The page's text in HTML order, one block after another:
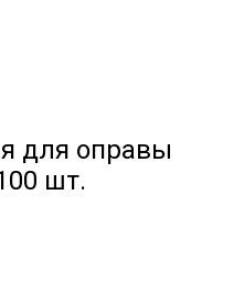
для оправы
шт.